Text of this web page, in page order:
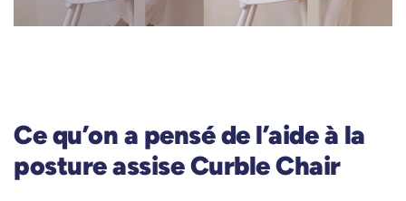
Ce qu’on a pensé de l’aide à la
posture assise Curble Chair